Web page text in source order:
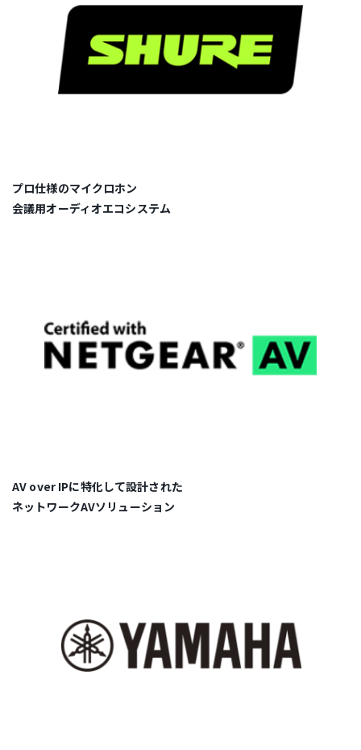
プロ仕様のマイクロホン
会議用オーディオエコシステム
AV over IPに特化して設計された
ネットワークAVソリューション